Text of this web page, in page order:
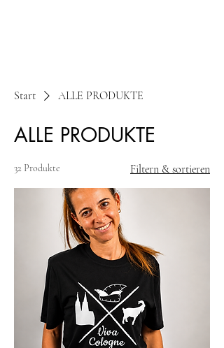
Start ALLE PRODUKTE
ALLE PRODUKTE
32 Produkte Filtern & sortieren